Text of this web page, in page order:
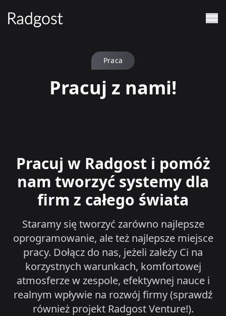
Praca
Pracuj z nami!
Pracuj w Radgost i pomóż
nam tworzyć systemy dla
firm z całego świata
Staramy się tworzyć zarówno najlepsze
oprogramowanie, ale też najlepsze miejsce
pracy. Dołącz do nas, jeżeli zależy Ci na
korzystnych warunkach, komfortowej
atmosferze w zespole, efektywnej nauce i
realnym wpływie na rozwój firmy (sprawdź
również projekt Radgost Venture!).